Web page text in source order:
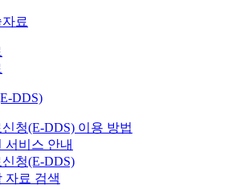
료
DDS)
청(E-DDS) 이용 방법
서비스 안내
청(E-DDS)
자료 검색